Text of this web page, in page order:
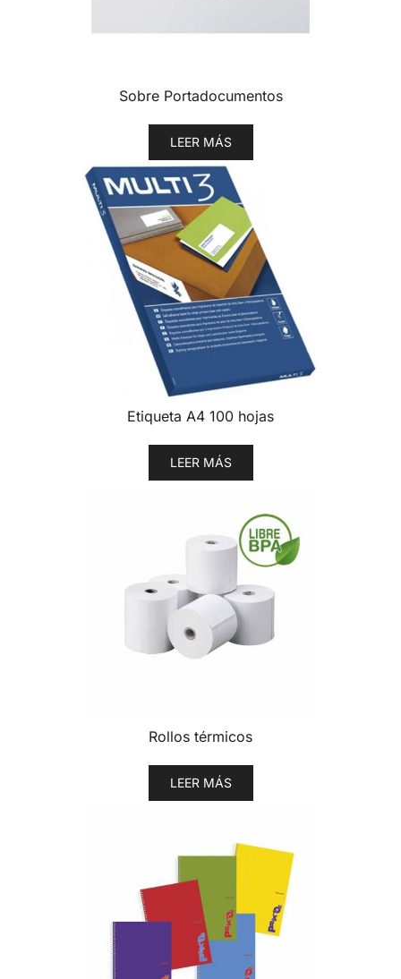
Sobre Portadocumentos
LEER MÁS
Etiqueta A4 100 hojas
LEER MÁS
Rollos térmicos
LEER MÁS